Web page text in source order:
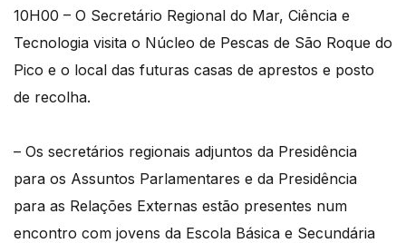
10H00 – O Secretário Regional do Mar, Ciência e
Tecnologia visita o Núcleo de Pescas de São Roque do
Pico e o local das futuras casas de aprestos e posto
de recolha.
– Os secretários regionais adjuntos da Presidência
para os Assuntos Parlamentares e da Presidência
para as Relações Externas estão presentes num
encontro com jovens da Escola Básica e Secundária